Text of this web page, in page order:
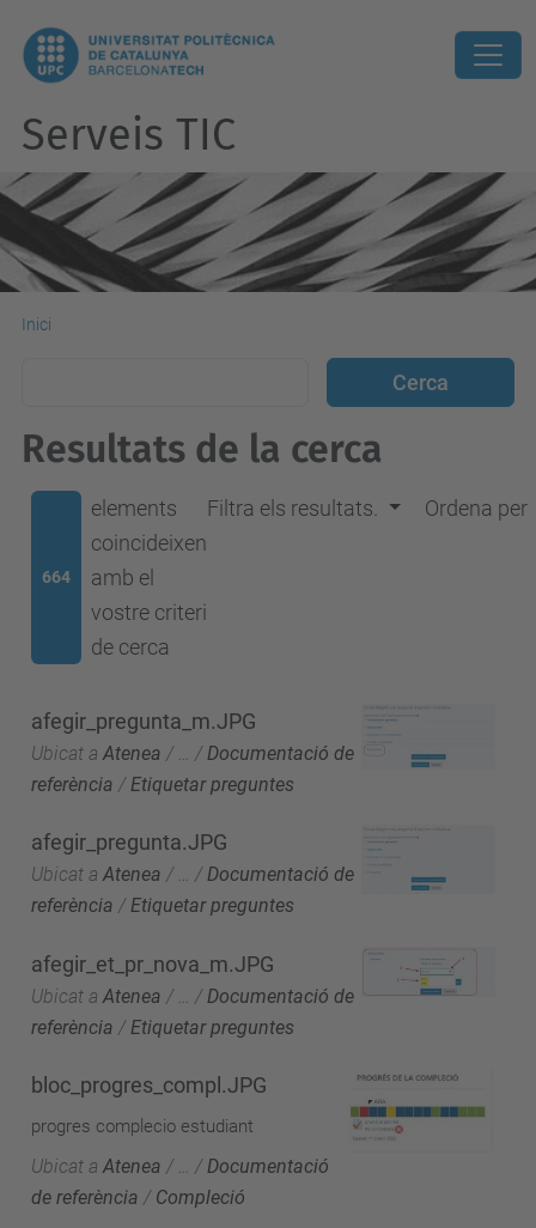
Serveis TIC
Inici
Resultats de la cerca
664
elements
coincideixen
amb el
vostre criteri
de cerca
Filtra els resultats. Ordena per
afegir_pregunta_m.JPG
Ubicat a Atenea / / Documentació de
referència / Etiquetar preguntes
afegir_pregunta.JPG
Ubicat a Atenea / … /Documentació de
referència /Etiquetar preguntes
afegir_et_pr_nova_m.JPG
Ubicat a Atenea / / Documentació de
referència / Etiquetar preguntes
bloc_progres_compl.JPG
progres complecio estudiant
Ubicat a Atenea / … /Documentació
de referència / Compleció